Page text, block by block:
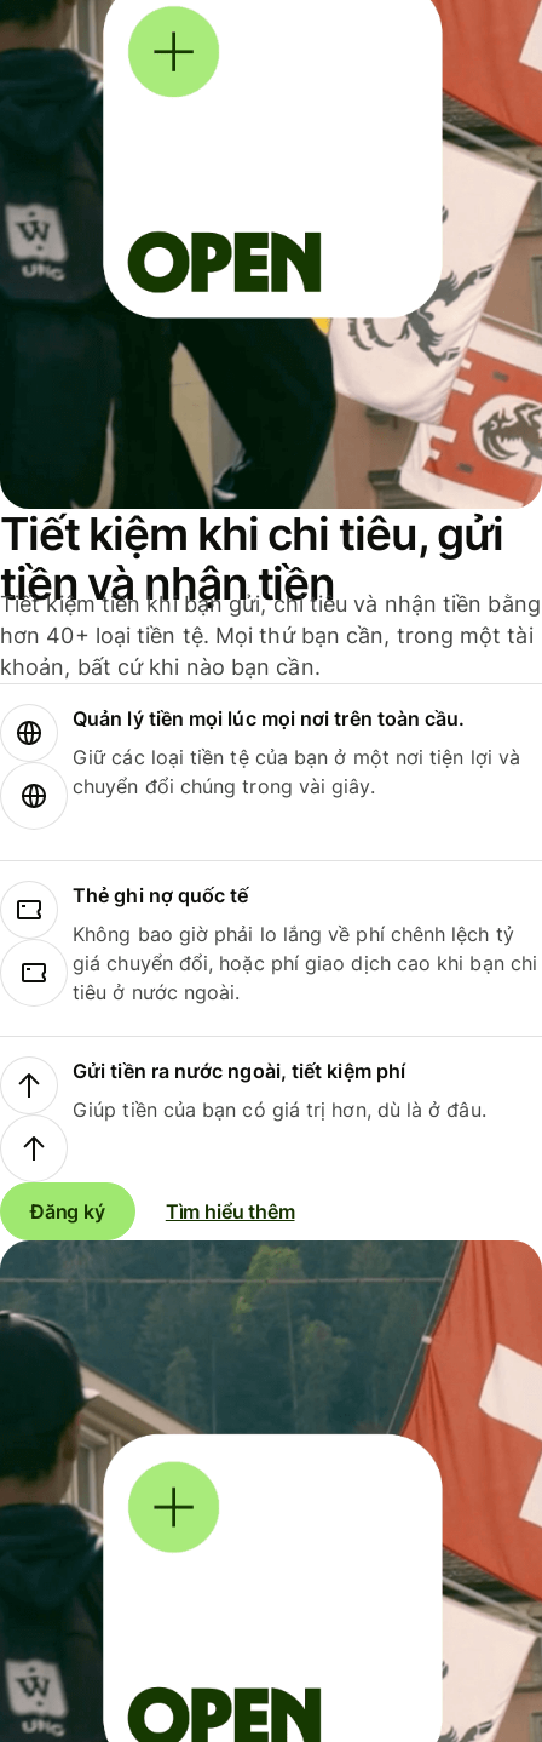
Tiết kiệm khi chi tiêu, gửi
tiền và nhận tiền
Tiết kiệm tiền khi bạn gửi, chi tiêu và nhận tiền bằng
hơn 40+ loại tiền tệ. Mọi thứ bạn cần, trong một tài
khoản, bất cứ khi nào bạn cần.
Quản lý tiền mọi lúc mọi nơi trên toàn cầu.
Giữ các loại tiền tệ của bạn ở một nơi tiện lợi và
chuyển đổi chúng trong vài giây.
Thẻ ghi nợ quốc tế
Không bao giờ phải lo lắng về phí chênh lệch tỷ
giá chuyển đổi, hoặc phí giao dịch cao khi bạn chi
tiêu ở nước ngoài.
Gửi tiền ra nước ngoài, tiết kiệm phí
Giúp tiền của bạn có giá trị hơn, dù là ở đâu.
Đăng ký Tìm hiểu thêm